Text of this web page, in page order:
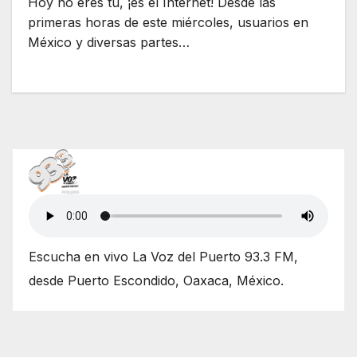
primeras horas de este miércoles, usuarios en
México y diversas partes…
Escucha en vivo La Voz del Puerto 93.3 FM,
desde Puerto Escondido, Oaxaca, México.